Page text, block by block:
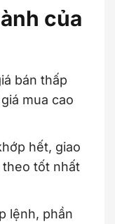
của
bán thấp
mua cao
hết, giao
tốt nhất
lệnh, phần